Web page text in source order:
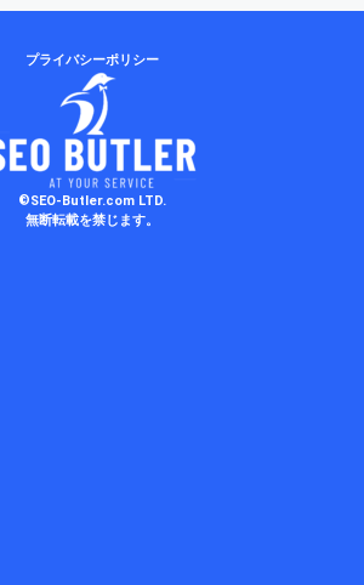
プライバシーポリシー
©SEO-Butler.com LTD.
無断転載を禁じます。